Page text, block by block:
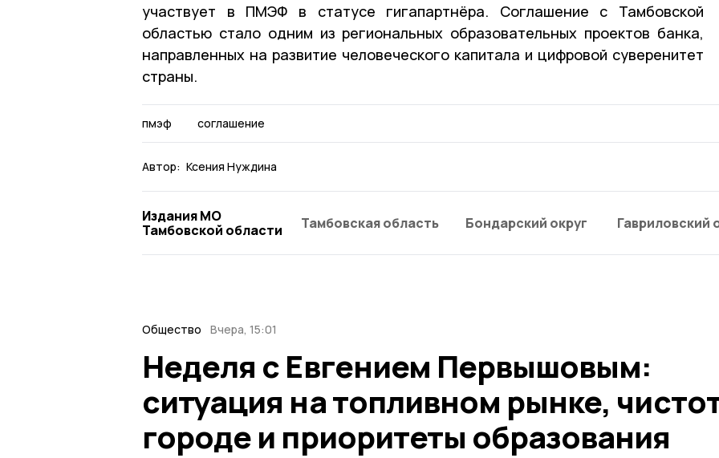
участвует в ПМЭФ в статусе гигапартнёра. Соглашение с Тамбовской
областью стало одним из региональных образовательных проектов банка,
направленных на развитие человеческого капитала и цифровой суверенитет
страны.
пмэф соглашение
Автор: Ксения Нуждина
Издания МО
Тамбовской области
Тамбовская область Бондарский округ Гавриловский
Общество Вчера, 15:01
Неделя с Евгением Первышовым:
ситуация на топливном рынке,
городе и приоритеты образования